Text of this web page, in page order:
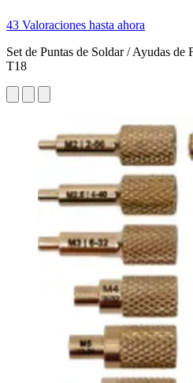
43 Valoraciones hasta ahora
Set de Puntas de Soldar / Ayudas
T18